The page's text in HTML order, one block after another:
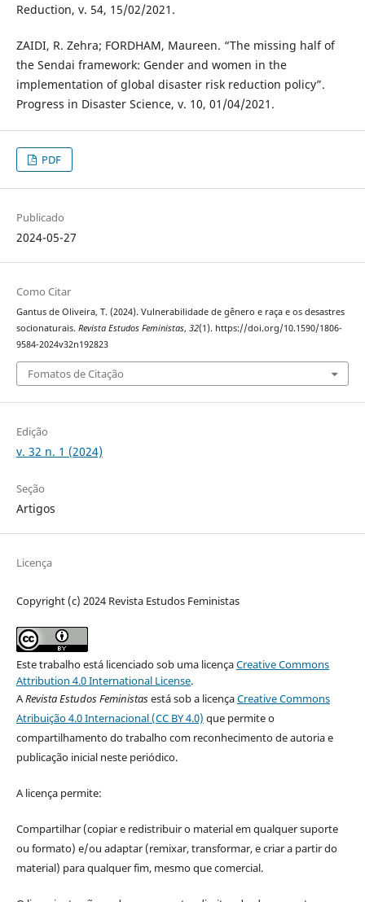
Reduction, v. 54, 15/02/2021.
ZAIDI, R. Zehra; FORDHAM, Maureen. “The missing half of
the Sendai framework: Gender and women in the
implementation of global disaster risk reduction policy”.
Progress in Disaster Science, v. 10, 01/04/2021.
PDF
Publicado
2024-05-27
Como Citar
Gantus de Oliveira, T. (2024). Vulnerabilidade de gênero e raça e os desastres
socionaturais. Revista Estudos Feministas, 32(1). https://doi.org/10.1590/1806-
9584-2024v32n192823
Fomatos de Citação
Edição
v. 32 n. 1 (2024)
Seção
Artigos
Licença
Copyright (c) 2024 Revista Estudos Feministas
Este trabalho está licenciado sob uma licençaCreative Commons
Attribution 4.0 International License.
ARevista Estudos Feministasestá sob a licençaCreative Commons
Atribuição 4.0 Internacional (CC BY 4.0) que permite o
compartilhamento do trabalho com reconhecimento de autoria e
publicação inicial neste periódico.
A licença permite:
Compartilhar (copiar e redistribuir o material em qualquer suporte
ou formato) e/ou adaptar (remixar, transformar, e criar a partir do
material) para qualquer fim, mesmo que comercial.